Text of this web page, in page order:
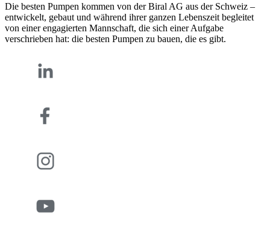
Die besten Pumpen kommen von der Biral AG aus der Schweiz –
entwickelt, gebaut und während ihrer ganzen Lebenszeit begleitet
von einer engagierten Mannschaft, die sich einer Aufgabe
verschrieben hat: die besten Pumpen zu bauen, die es gibt.